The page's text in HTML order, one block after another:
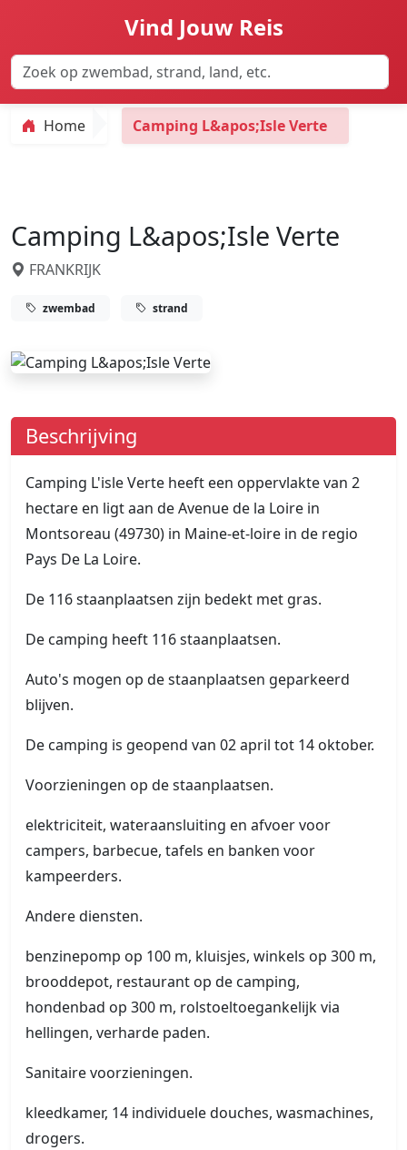
Vind Jouw Reis
Home Camping L&apos;Isle Verte
Camping L&apos;Isle Verte
FRANKRIJK
zwembad strand
Beschrijving
Camping L'isle Verte heeft een oppervlakte van 2
hectare en ligt aan de Avenue de la Loire in
Montsoreau (49730) in Maine-et-loire in de regio
Pays De La Loire.
De 116 staanplaatsen zijn bedekt met gras.
De camping heeft 116 staanplaatsen.
Auto's mogen op de staanplaatsen geparkeerd
blijven.
De camping is geopend van 02 april tot 14 oktober.
Voorzieningen op de staanplaatsen.
elektriciteit, wateraansluiting en afvoer voor
campers, barbecue, tafels en banken voor
kampeerders.
Andere diensten.
benzinepomp op 100 m, kluisjes, winkels op 300 m,
brooddepot, restaurant op de camping,
hondenbad op 300 m, rolstoeltoegankelijk via
hellingen, verharde paden.
Sanitaire voorzieningen.
kleedkamer, 14 individuele douches, wasmachines,
drogers.